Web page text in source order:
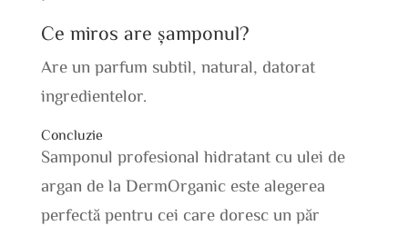
Ce miros are șamponul?
Are un parfum subtil, natural, datorat
ingredientelor.
Concluzie
Samponul profesional hidratant cu ulei de
argan de la DermOrganic este alegerea
perfectă pentru cei care doresc un păr